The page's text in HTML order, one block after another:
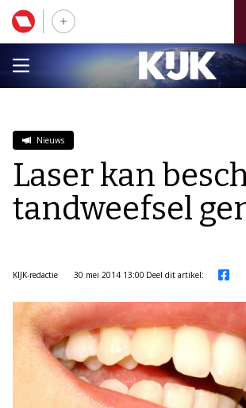
Nieuws
Laser kan
tandweefsel
KIJK-redactie 30 mei 2014 13:00 Deel dit artikel: